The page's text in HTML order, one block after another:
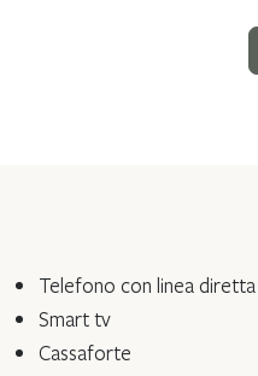
Telefono con linea diretta
Smart tv
Cassaforte